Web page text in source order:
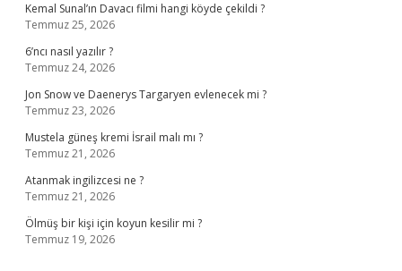
Kemal Sunal’ın Davacı filmi hangi köyde çekildi ?
Temmuz 25, 2026
6’ncı nasıl yazılır ?
Temmuz 24, 2026
Jon Snow ve Daenerys Targaryen evlenecek mi ?
Temmuz 23, 2026
Mustela güneş kremi İsrail malı mı ?
Temmuz 21, 2026
Atanmak ingilizcesi ne ?
Temmuz 21, 2026
Ölmüş bir kişi için koyun kesilir mi ?
Temmuz 19, 2026